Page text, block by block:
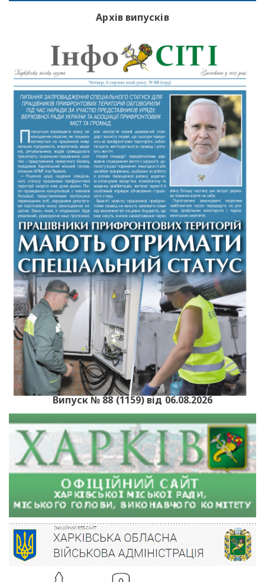
Архів випусків
Випуск № 88 (1159) від 06.08.2026